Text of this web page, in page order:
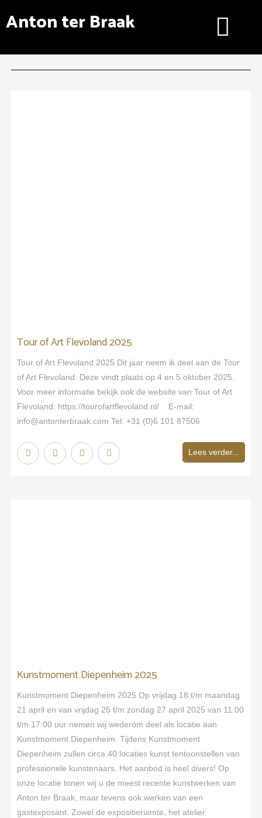
naar
inhoud
Anton ter Braak
Tour of Art Flevoland 2025
Tour of Art Flevoland 2025 Dit jaar neem ik deel aan de Tour
of Art Flevoland. Deze vindt plaats op 4 en 5 oktober 2025.
Voor meer informatie bekijk ook de website van Tour of Art
Flevoland: https://tourofartflevoland.nl/ E-mail:
info@antonterbraak.com Tel: +31 (0)6 101 87506
Lees verder...
Kunstmoment Diepenheim 2025
Kunstmoment Diepenheim 2025 Op vrijdag 18 t/m maandag
21 april en van vrijdag 25 t/m zondag 27 april 2025 van 11:00
t/m 17:00 uur nemen wij wederom deel als locatie aan
Kunstmoment Diepenheim. Tijdens Kunstmoment
Diepenheim zullen circa 40 locaties kunst tentoonstellen van
professionele kunstenaars. Het aanbod is heel divers! Op
onze locatie tonen wij u de meest recente kunstwerken van
Anton ter Braak, maar tevens ook werken van een
gastexposant. Zowel de expositieruimte, het atelier